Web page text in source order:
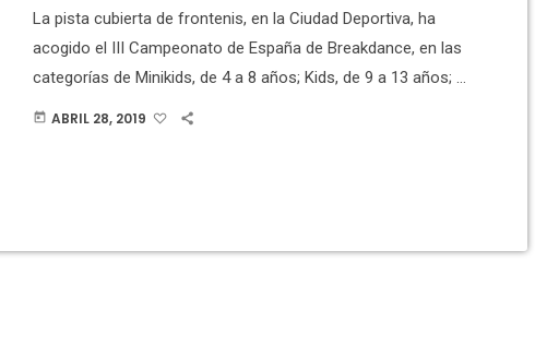
La pista cubierta de frontenis, en la Ciudad Deportiva, ha
acogido el III Campeonato de España de Breakdance, en las
categorías de Minikids, de 4 a 8 años; Kids, de 9 a 13 años; y
Juniors, de 14 a 18 años. Este domingo 28 de abril hemos
today ABRIL 28, 2019